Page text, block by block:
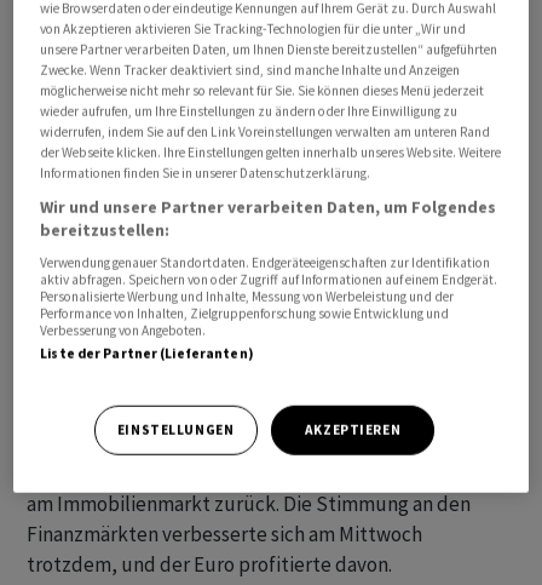
Der Dollar verteuerte sich auf 0,8772 Franken nach
0,8765 am späten Nachmittag.
Am Vortag war der Euro im Zuge einer allgemein trüben
Stimmung an den Finanzmärkten unter 1,10 Dollar
gefallen. Unerwartet schwache Daten von Chinas
Aussenhandel hatten die Risikofreude der Anleger
gedämpft, wodurch auch der Euro belastet worden war.
Im frühen europäischen Handel gab es erneut schwache
Wirtschaftsdaten aus China, die aber nicht weiter
belasteten. Im Juli waren die chinesischen
Experten führen den Preisverfall in der zweitgrössten
Volkswirtschaft der Welt unter anderem auf die
am Immobilienmarkt zurück. Die Stimmung an den
Finanzmärkten verbesserte sich am Mittwoch
trotzdem, und der Euro profitierte davon.
wie Browserdaten oder eindeutige Kennungen auf Ihrem Gerät zu. Durch Auswahl
von Akzeptieren aktivieren Sie Tracking-Technologien für die unter „Wir und
unsere Partner verarbeiten Daten, um Ihnen Dienste bereitzustellen“ aufgeführten
Zwecke. Wenn Tracker deaktiviert sind, sind manche Inhalte und Anzeigen
möglicherweise nicht mehr so relevant für Sie. Sie können dieses Menü jederzeit
wieder aufrufen, um Ihre Einstellungen zu ändern oder Ihre Einwilligung zu
widerrufen, indem Sie auf den Link Voreinstellungen verwalten am unteren Rand
der Webseite klicken. Ihre Einstellungen gelten innerhalb unseres Website. Weitere
Informationen finden Sie in unserer Datenschutzerklärung.
Wir und unsere Partner verarbeiten Daten, um Folgendes
bereitzustellen:
Verwendung genauer Standortdaten. Endgeräteeigenschaften zur Identifikation
aktiv abfragen. Speichern von oder Zugriff auf Informationen auf einem Endgerät.
Personalisierte Werbung und Inhalte, Messung von Werbeleistung und der
Performance von Inhalten, Zielgruppenforschung sowie Entwicklung und
Verbesserung von Angeboten.
Liste der Partner (Lieferanten)
EINSTELLUNGEN AKZEPTIEREN